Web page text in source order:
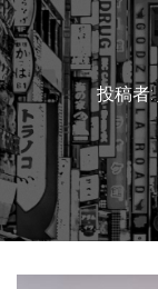
投稿者: